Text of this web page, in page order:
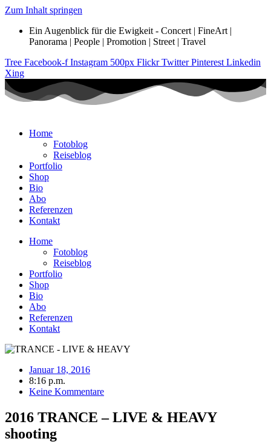
Zum Inhalt springen
Ein Augenblick für die Ewigkeit - Concert | FineArt |
Panorama | People | Promotion | Street | Travel
Tree Facebook-f Instagram 500px Flickr Twitter Pinterest Linkedin
Xing
Home
Fotoblog
Reiseblog
Portfolio
Shop
Bio
Abo
Referenzen
Kontakt
Home
Fotoblog
Reiseblog
Portfolio
Shop
Bio
Abo
Referenzen
Kontakt
Januar 18, 2016
8:16 p.m.
Keine Kommentare
2016 TRANCE – LIVE & HEAVY
shooting